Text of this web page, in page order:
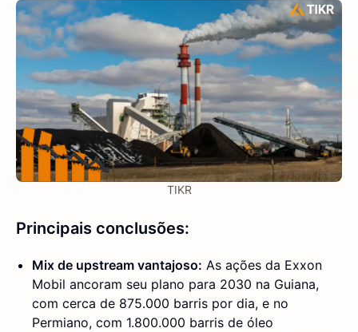
TIKR
Principais conclusões:
Mix de upstream vantajoso: As ações da Exxon
Mobil ancoram seu plano para 2030 na Guiana,
com cerca de 875.000 barris por dia, e no
Permiano, com 1.800.000 barris de óleo